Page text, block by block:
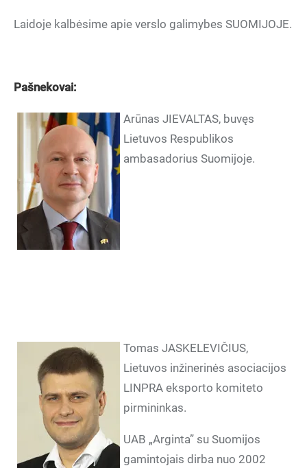
Laidoje kalbėsime apie verslo galimybes SUOMIJOJE.
Pašnekovai:
Arūnas JIEVALTAS, buvęs
Lietuvos Respublikos
ambasadorius Suomijoje.
Tomas JASKELEVIČIUS,
Lietuvos inžinerinės asociacijos
LINPRA eksporto komiteto
pirmininkas.
UAB „Arginta” su Suomijos
gamintojais dirba nuo 2002